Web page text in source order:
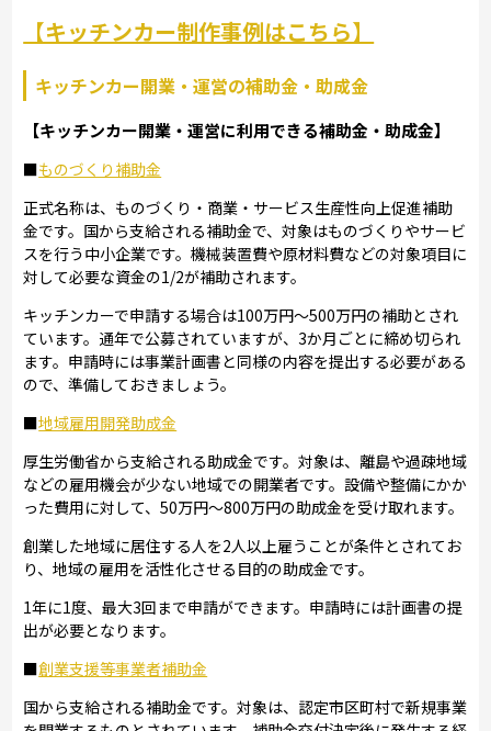
【キッチンカー制作事例はこちら】
キッチンカー開業・運営の補助金・助成金
【キッチンカー開業・運営に利用できる補助金・助成金】
■ものづくり補助金
正式名称は、ものづくり・商業・サービス生産性向上促進補助
金です。国から支給される補助金で、対象はものづくりやサービ
スを行う中小企業です。機械装置費や原材料費などの対象項目に
対して必要な資金の1/2が補助されます。
キッチンカーで申請する場合は100万円～500万円の補助とされ
ています。通年で公募されていますが、3か月ごとに締め切られ
ます。申請時には事業計画書と同様の内容を提出する必要がある
ので、準備しておきましょう。
■地域雇用開発助成金
厚生労働省から支給される助成金です。対象は、離島や過疎地域
などの雇用機会が少ない地域での開業者です。設備や整備にかか
った費用に対して、50万円～800万円の助成金を受け取れます。
創業した地域に居住する人を2人以上雇うことが条件とされてお
り、地域の雇用を活性化させる目的の助成金です。
1年に1度、最大3回まで申請ができます。申請時には計画書の提
出が必要となります。
■創業支援等事業者補助金
国から支給される補助金です。対象は、認定市区町村で新規事業